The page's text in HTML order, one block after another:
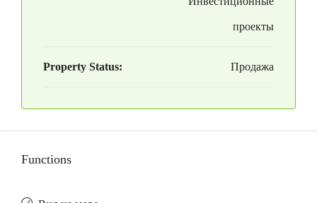
проекты
Property Status: Продажа
Functions